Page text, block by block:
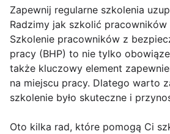
Zapewnij regularne szkolenia
Radzimy jak szkolić pracowników
Szkolenie pracowników z
pracy (BHP) to nie tylko
także kluczowy element
na miejscu pracy. Dlatego warto
szkolenie było skuteczne i
Oto kilka rad, które pomogą Ci